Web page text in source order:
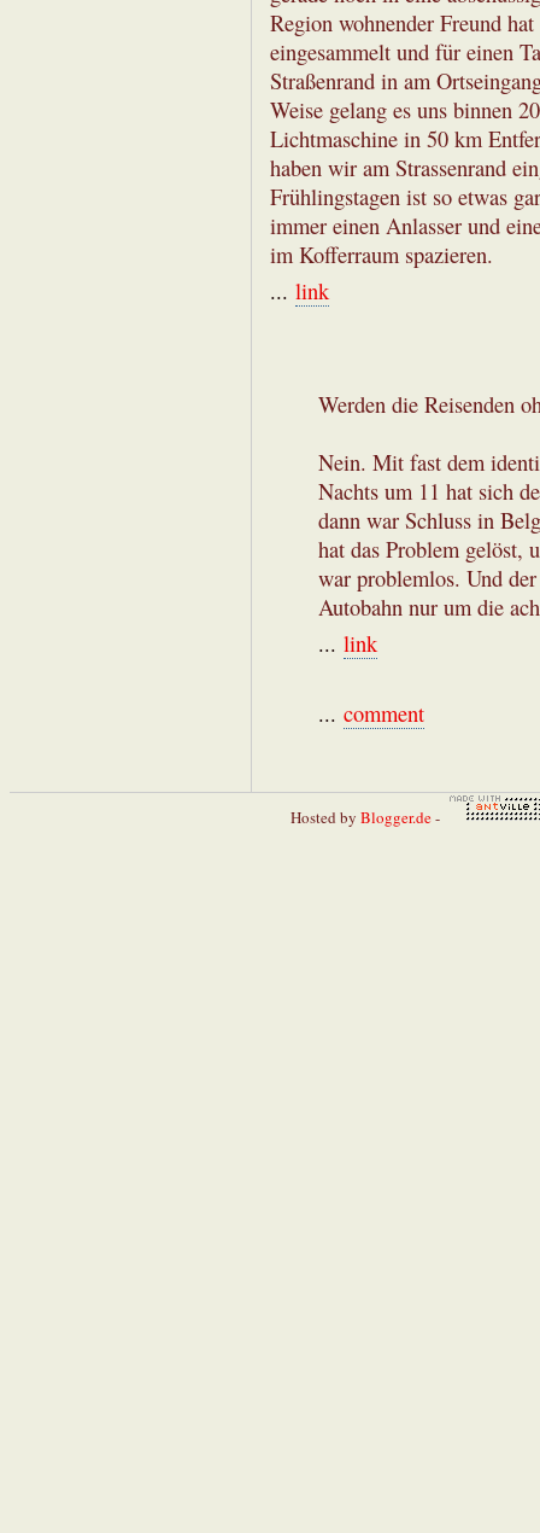
Region wohnender Freund
eingesammelt und für einen
Straßenrand in am
Weise gelang es uns binnen
Lichtmaschine in 50 km
haben wir am Strassenrand
Frühlingstagen ist so etwas
immer einen Anlasser und
im Kofferraum spazieren.
... link
Werden die Reisenden
Nein. Mit fast dem
Nachts um 11 hat sich
dann war Schluss in
hat das Problem gelöst,
war problemlos. Und
Autobahn nur um die
... link
... comment
Hosted by Blogger.de-